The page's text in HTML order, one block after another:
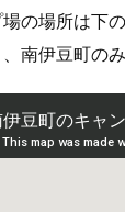
の場所は下
南伊豆町の